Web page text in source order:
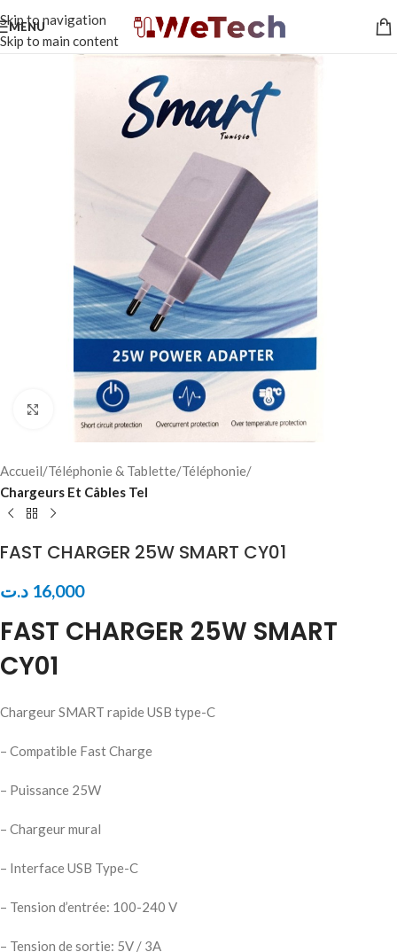
Skip to navigation
Skip to main content
MENU
Click to enlarge
Accueil Téléphonie & Tablette Téléphonie
Chargeurs Et Câbles Tel
FAST CHARGER 25W SMART CY01
16,000 د.ت
FAST CHARGER 25W SMART
CY01
Chargeur SMART rapide USB type-C
– Compatible Fast Charge
– Puissance 25W
– Chargeur mural
– Interface USB Type-C
– Tension d’entrée: 100-240 V
– Tension de sortie: 5V / 3A